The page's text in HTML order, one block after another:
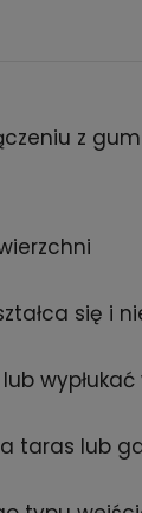
z
się i
taras lub